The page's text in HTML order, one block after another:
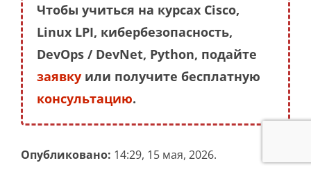
Чтобы учиться на курсах Cisco,
Linux LPI, кибербезопасность,
DevOps / DevNet, Python, подайте
заявку или получите бесплатную
консультацию.
Опубликовано: 14:29, 15 мая, 2026.